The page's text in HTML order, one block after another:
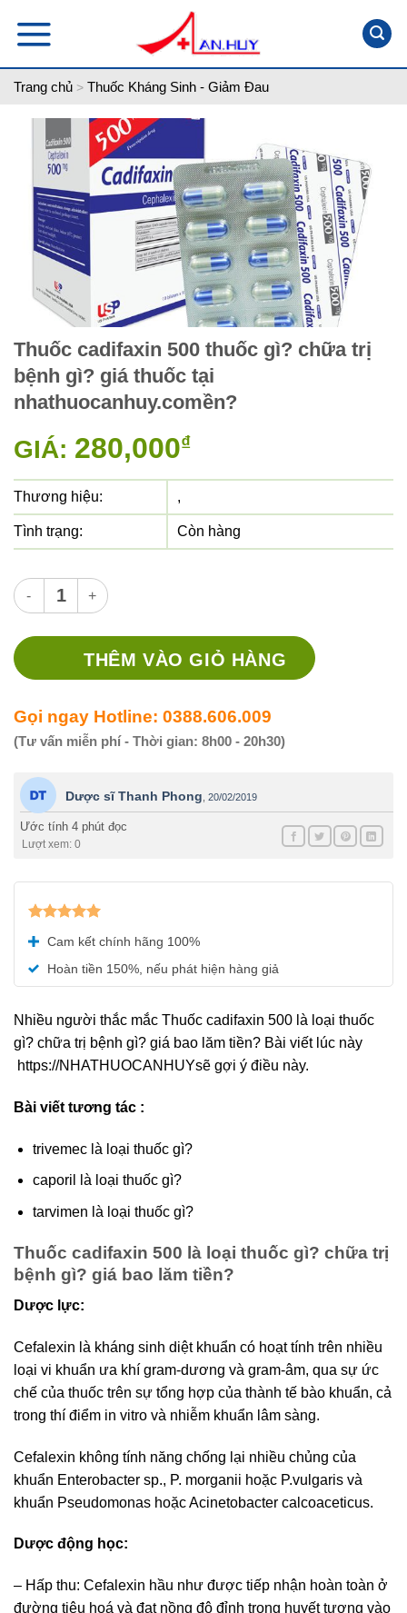
Trang chủ > Thuốc Kháng Sinh - Giảm Đau
Thuốc cadifaxin 500 thuốc gì? chữa trị
bệnh gì? giá thuốc tại
nhathuocanhuy.comền?
GIÁ: 280,000₫
Thương hiệu: ,
Tình trạng: Còn hàng
Thuốc cadifaxin 500 thuốc gì? chữa trị bệnh gì? giá thuốc tại
THÊM VÀO GIỎ HÀNG
Gọi ngay Hotline: 0388.606.009
(Tư vấn miễn phí - Thời gian: 8h00 - 20h30)
Dược sĩ Thanh Phong 20/02/2019
Ước tính 4 phút đọc
Lượt xem: 0
hạng5.00
5 sao
Cam kết chính hãng 100%
Hoàn tiền 150%, nếu phát hiện hàng giả
Nhiều người thắc mắc Thuốc cadifaxin 500 là loại thuốc
gì? chữa trị bệnh gì? giá bao lăm tiền? Bài viết lúc này
https://NHATHUOCANHUYsẽ gợi ý điều này.
Bài viết tương tác :
trivemec là loại thuốc gì?
caporil là loại thuốc gì?
tarvimen là loại thuốc gì?
Thuốc cadifaxin 500 là loại thuốc gì? chữa trị
bệnh gì? giá bao lăm tiền?
Dược lực:
Cefalexin là kháng sinh diệt khuẩn có hoạt tính trên nhiều
loại vi khuẩn ưa khí gram-dương và gram-âm, qua sự ức
chế của thuốc trên sự tổng hợp của thành tế bào khuẩn, cả
trong thí điểm in vitro và nhiễm khuẩn lâm sàng.
Cefalexin không tính năng chống lại nhiều chủng của
khuẩn Enterobacter sp., P. morganii hoặc P.vulgaris và
khuẩn Pseudomonas hoặc Acinetobacter calcoaceticus.
Dược động học:
– Hấp thu: Cefalexin hầu như được tiếp nhận hoàn toàn ở
đường tiêu hoá và đạt nồng độ đỉnh trong huyết tương vào